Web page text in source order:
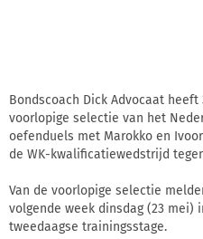
Bondscoach Dick Advocaat
voorlopige selectie van het
oefenduels met Marokko en
de WK-kwalificatiewedstrijd
Van de voorlopige selectie
volgende week dinsdag (23 mei)
tweedaagse trainingsstage.